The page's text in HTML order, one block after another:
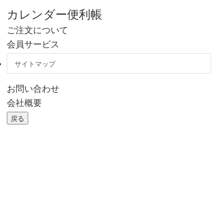
カレンダー便利帳
ご注文について
会員サービス
サイトマップ
お問い合わせ
会社概要
戻る